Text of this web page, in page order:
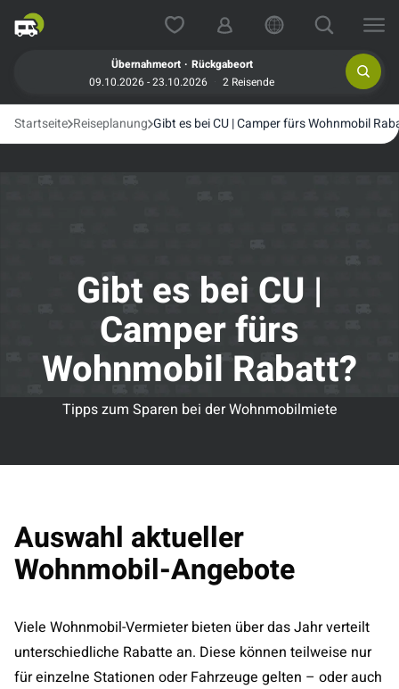
Übernahmeort . Rückgabeort
09.10.2026 - 23.10.2026
2 Reisende
Startseite Reiseplanung Gibt es bei CU | Camper fürs Wohnmobil
Gibt es bei CU |
Camper fürs
Wohnmobil Rabatt?
Tipps zum Sparen bei der Wohnmobilmiete
Auswahl aktueller
Wohnmobil-Angebote
Viele Wohnmobil-Vermieter bieten über das Jahr verteilt
unterschiedliche Rabatte an. Diese können teilweise nur
für einzelne Stationen oder Fahrzeuge gelten – oder auch